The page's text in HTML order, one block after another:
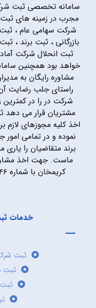
سامانه تخصصی ثبت
مجرب در زمینه های
شرکت سهامی عام ،
بازرگانی ، ثبت برند ،
ثبت انحلال شرکت
خواهد بود همچنین
مشاوره رایگان به
راستای جلب رضایت
شرکت در را در کمترین
مشتریان قرار می
اخذ کلیه مجوزهای
نموده و در تمامی
برند متقاضیان را
ماست. جهت اخذ
کریمخان با شماره ۰۲۱۸۷۱۴۶ تماس حاصل فرمایید.
خدمات
ثبت
ثبت